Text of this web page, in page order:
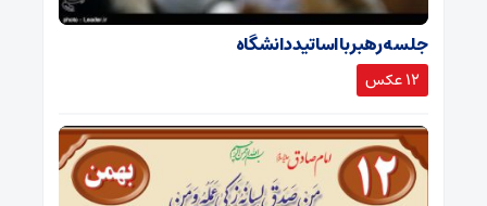
جلسه رهبر با اساتید دانشگاه
12 عکس